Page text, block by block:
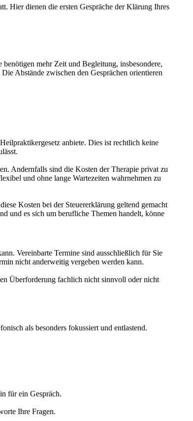
Hier dienen die ersten Gespräche der Klärung Ihres
benötigen mehr Zeit und Begleitung, insbesondere,
Abstände zwischen den Gesprächen orientieren
anbiete. Dies ist rechtlich keine
Andernfalls sind die Kosten der Therapie privat zu
und ohne lange Wartezeiten wahrnehmen zu
Kosten bei der Steuererklärung geltend gemacht
und es sich um berufliche Themen handelt, könne
Vereinbarte Termine sind ausschließlich für Sie
nicht anderweitig vergeben werden kann.
Überforderung fachlich nicht sinnvoll oder nicht
als besonders fokussiert und entlastend.
für ein Gespräch.
Ihre Fragen.